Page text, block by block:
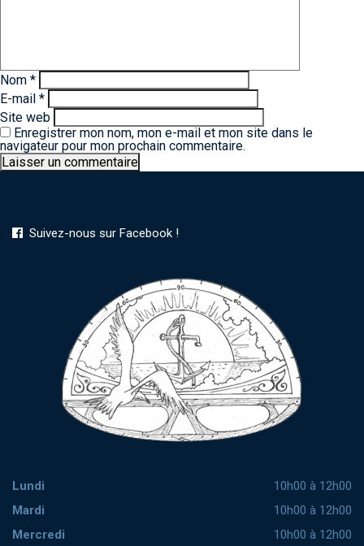
Nom *
E-mail *
Site web
Enregistrer mon nom, mon e-mail et mon site dans le
navigateur pour mon prochain commentaire.
Suivez-nous sur Facebook !
Lundi
10h00 à 12h00
Mardi
10h00 à 12h00
Mercredi
10h00 à 12h00